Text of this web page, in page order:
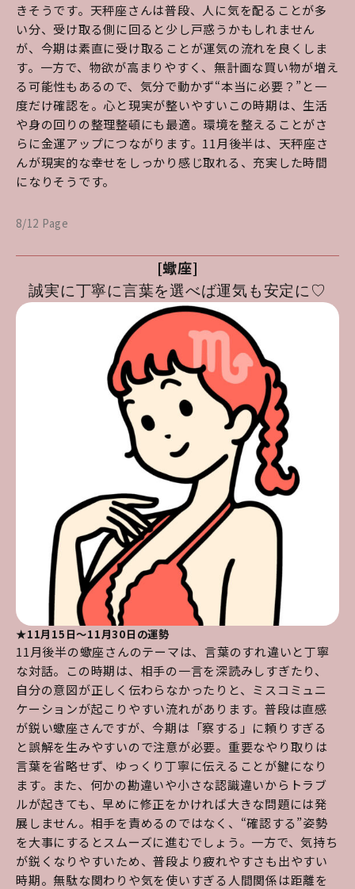
きそうです。天秤座さんは普段、人に気を配ることが多
い分、受け取る側に回ると少し戸惑うかもしれません
が、今期は素直に受け取ることが運気の流れを良くしま
す。一方で、物欲が高まりやすく、無計画な買い物が増え
る可能性もあるので、気分で動かず“本当に必要？”と一
度だけ確認を。心と現実が整いやすいこの時期は、生活
や身の回りの整理整頓にも最適。環境を整えることがさ
らに金運アップにつながります。11月後半は、天秤座さ
んが現実的な幸せをしっかり感じ取れる、充実した時間
になりそうです。
8/12 Page
[蠍座]
誠実に丁寧に言葉を選べば運気も安定に♡
★11月15日～11月30日の運勢
11月後半の蠍座さんのテーマは、言葉のすれ違いと丁寧
な対話。この時期は、相手の一言を深読みしすぎたり、
自分の意図が正しく伝わらなかったりと、ミスコミュニ
ケーションが起こりやすい流れがあります。普段は直感
が鋭い蠍座さんですが、今期は「察する」に頼りすぎる
と誤解を生みやすいので注意が必要。重要なやり取りは
言葉を省略せず、ゆっくり丁寧に伝えることが鍵になり
ます。また、何かの勘違いや小さな認識違いからトラブ
ルが起きても、早めに修正をかければ大きな問題には発
展しません。相手を責めるのではなく、“確認する”姿勢
を大事にするとスムーズに進むでしょう。一方で、気持ち
が鋭くなりやすいため、普段より疲れやすさも出やすい
時期。無駄な関わりや気を使いすぎる人間関係は距離を